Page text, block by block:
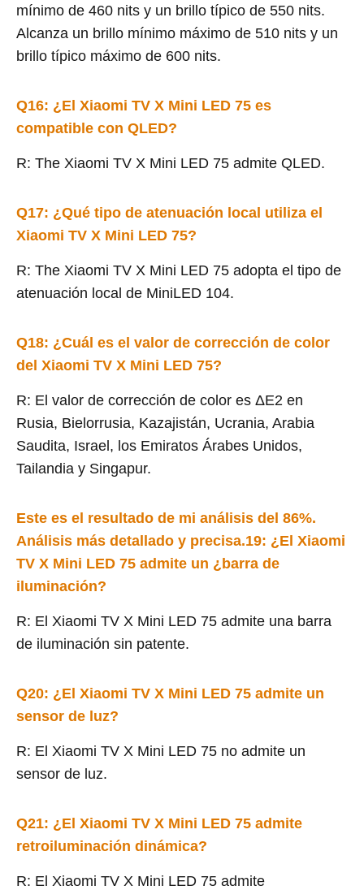
mínimo de 460 nits y un brillo típico de 550 nits.
Alcanza un brillo mínimo máximo de 510 nits y un
brillo típico máximo de 600 nits.
Q16: ¿El Xiaomi TV X Mini LED 75 es
compatible con QLED?
R: The Xiaomi TV X Mini LED 75 admite QLED.
Q17: ¿Qué tipo de atenuación local utiliza el
Xiaomi TV X Mini LED 75?
R: The Xiaomi TV X Mini LED 75 adopta el tipo de
atenuación local de MiniLED 104.
Q18: ¿Cuál es el valor de corrección de color
del Xiaomi TV X Mini LED 75?
R: El valor de corrección de color es ΔE2 en
Rusia, Bielorrusia, Kazajistán, Ucrania, Arabia
Saudita, Israel, los Emiratos Árabes Unidos,
Tailandia y Singapur.
Este es el resultado de mi análisis del 86%.
Análisis más detallado y precisa.19: ¿El Xiaomi
TV X Mini LED 75 admite un ¿barra de
iluminación?
R: El Xiaomi TV X Mini LED 75 admite una barra
de iluminación sin patente.
Q20: ¿El Xiaomi TV X Mini LED 75 admite un
sensor de luz?
R: El Xiaomi TV X Mini LED 75 no admite un
sensor de luz.
Q21: ¿El Xiaomi TV X Mini LED 75 admite
retroiluminación dinámica?
R: El Xiaomi TV X Mini LED 75 admite